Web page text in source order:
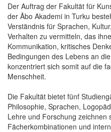
Der Auftrag der Fakultät für
der Åbo Akademi in Turku
Verständnis für Sprachen,
Verhalten zu vermitteln, das
Kommunikation, kritisches
Bedingungen des Lebens an
konzentriert sich somit auf die
Menschheit.
Die Fakultät bietet fünf
Philosophie, Sprachen,
Lehre und Forschung zeichnen
Fächerkombinationen und